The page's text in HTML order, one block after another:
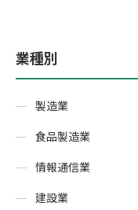
業種別
製造業
食品製造業
情報通信業
建設業